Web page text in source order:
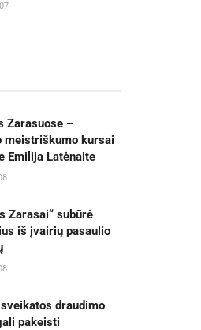
Zarasuose –
meistriškumo kursai
Emilija Latėnaite
Zarasai“ subūrė
iš įvairių pasaulio
draudimo
pakeisti